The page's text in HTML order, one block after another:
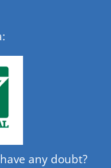
any doubt?